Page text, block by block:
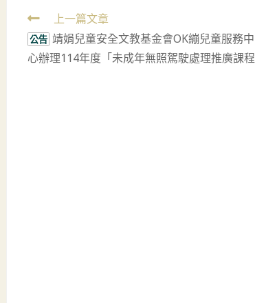
Read
more
articles
上一篇文章
公告 靖娟兒童安全文教基金會OK繃兒童服務中
心辦理114年度「未成年無照駕駛處理推廣課程